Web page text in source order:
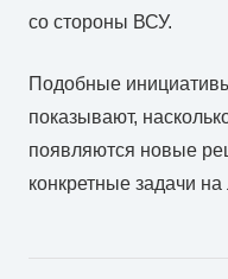
со стороны ВСУ.
Подобные
показывают,
появляются новые
конкретные задачи